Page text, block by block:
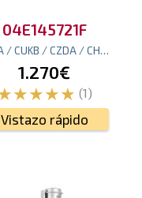
04E145721F
CZEA / CUKB / CZDA / CHPB
1.270€
(1)
Vistazo rápido